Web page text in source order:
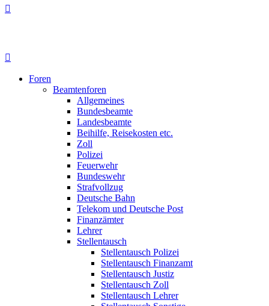
Foren
Beamtenforen
Allgemeines
Bundesbeamte
Landesbeamte
Beihilfe, Reisekosten etc.
Zoll
Polizei
Feuerwehr
Bundeswehr
Strafvollzug
Deutsche Bahn
Telekom und Deutsche Post
Finanzämter
Lehrer
Stellentausch
Stellentausch Polizei
Stellentausch Finanzamt
Stellentausch Justiz
Stellentausch Zoll
Stellentausch Lehrer